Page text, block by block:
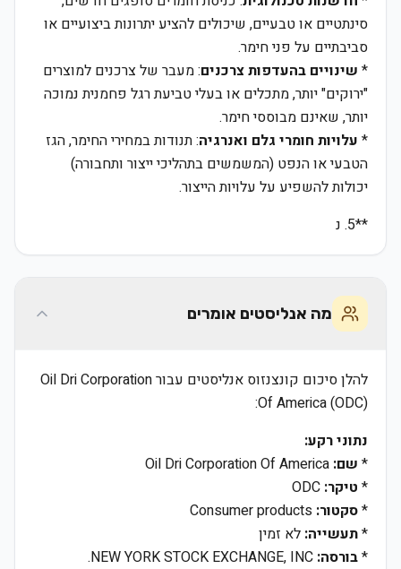
סינתטיים או טבעיים, שיכולים להציע יתרונות ביצועיים או
סביבתיים על פני חימר.
* שינויים בהעדפות צרכנים: מעבר של צרכנים למוצרים
"ירוקים" יותר, מתכלים או בעלי טביעת רגל פחמנית נמוכה
יותר, שאינם מבוססי חימר.
* עלויות חומרי גלם ואנרגיה: תנודות במחירי החימר, הגז
הטבעי או הנפט (המשמשים בתהליכי ייצור ותחבורה)
יכולות להשפיע על עלויות הייצור.
**5. נ
מה אנליסטים אומרים
להלן סיכום קונצנזוס אנליסטים עבור Oil Dri Corporation
Of America (ODC):
נתוני רקע:
* שם:
* טיקר:
*סקטור:
*תעשייה: לא זמין
*בורסה: